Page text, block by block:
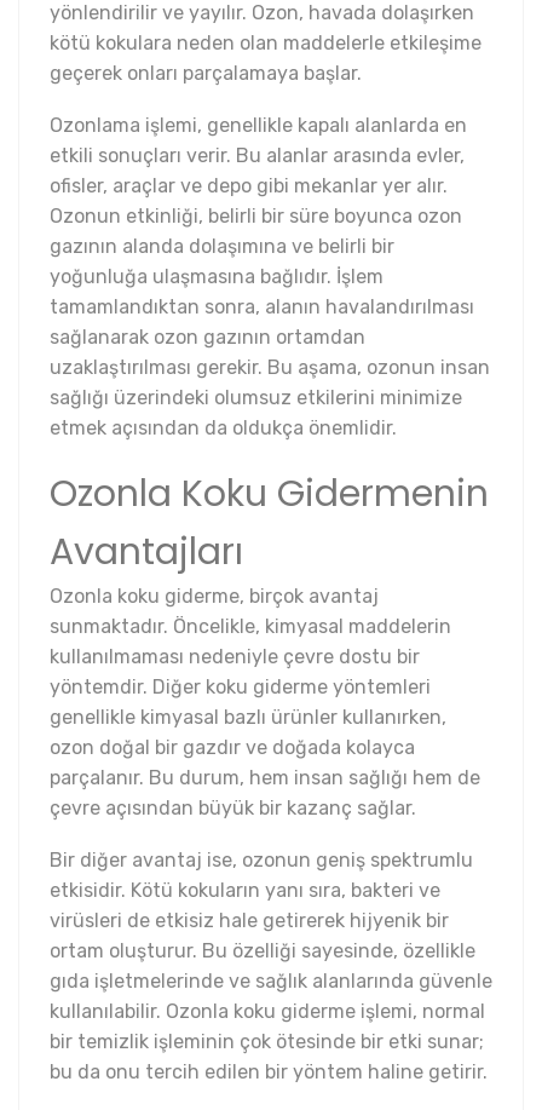
yönlendirilir ve yayılır. Ozon, havada dolaşırken
kötü kokulara neden olan maddelerle etkileşime
geçerek onları parçalamaya başlar.
Ozonlama işlemi, genellikle kapalı alanlarda en
etkili sonuçları verir. Bu alanlar arasında evler,
ofisler, araçlar ve depo gibi mekanlar yer alır.
Ozonun etkinliği, belirli bir süre boyunca ozon
gazının alanda dolaşımına ve belirli bir
yoğunluğa ulaşmasına bağlıdır. İşlem
tamamlandıktan sonra, alanın havalandırılması
sağlanarak ozon gazının ortamdan
uzaklaştırılması gerekir. Bu aşama, ozonun insan
sağlığı üzerindeki olumsuz etkilerini minimize
etmek açısından da oldukça önemlidir.
Ozonla Koku Gidermenin
Avantajları
Ozonla koku giderme, birçok avantaj
sunmaktadır. Öncelikle, kimyasal maddelerin
kullanılmaması nedeniyle çevre dostu bir
yöntemdir. Diğer koku giderme yöntemleri
genellikle kimyasal bazlı ürünler kullanırken,
ozon doğal bir gazdır ve doğada kolayca
parçalanır. Bu durum, hem insan sağlığı hem de
çevre açısından büyük bir kazanç sağlar.
Bir diğer avantaj ise, ozonun geniş spektrumlu
etkisidir. Kötü kokuların yanı sıra, bakteri ve
virüsleri de etkisiz hale getirerek hijyenik bir
ortam oluşturur. Bu özelliği sayesinde, özellikle
gıda işletmelerinde ve sağlık alanlarında güvenle
kullanılabilir. Ozonla koku giderme işlemi, normal
bir temizlik işleminin çok ötesinde bir etki sunar;
bu da onu tercih edilen bir yöntem haline getirir.